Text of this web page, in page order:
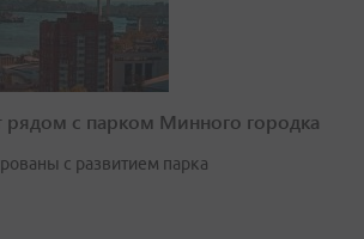
рядом с парком Минного городка
с развитием парка